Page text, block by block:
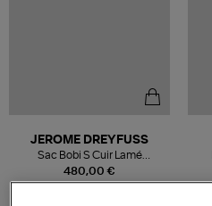
480,00 €
JEROME DREYFUSS
Sac Bobi S Cuir Lamé
Champagne